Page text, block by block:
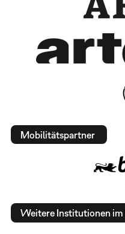
Mobilitätspartner
Weitere Institutionen im